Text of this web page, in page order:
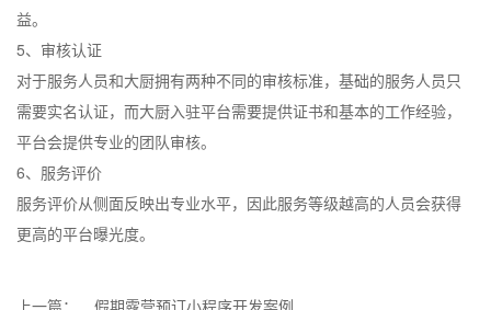
益。
5、审核认证
对于服务人员和大厨拥有两种不同的审核标准，基础的服务人员只
需要实名认证，而大厨入驻平台需要提供证书和基本的工作经验，
平台会提供专业的团队审核。
6、服务评价
服务评价从侧面反映出专业水平，因此服务等级越高的人员会获得
更高的平台曝光度。
上一篇： 假期露营预订小程序开发案例